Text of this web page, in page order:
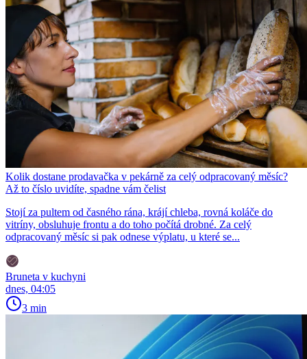
Kolik dostane prodavačka v pekárně za celý odpracovaný měsíc?
Až to číslo uvidíte, spadne vám čelist
Stojí za pultem od časného rána, krájí chleba, rovná koláče do
vitríny, obsluhuje frontu a do toho počítá drobné. Za celý
odpracovaný měsíc si pak odnese výplatu, u které se...
Bruneta v kuchyni
dnes, 04:05
3 min